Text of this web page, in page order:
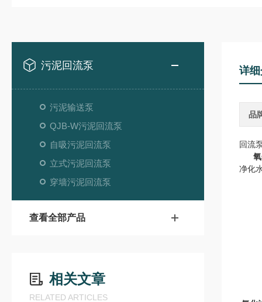
污泥回流泵
污泥输送泵
QJB-W污泥回流泵
自吸污泥回流泵
立式污泥回流泵
穿墙污泥回流泵
查看全部产品
相关文章
RELATED ARTICLES
详
品
回流
净化